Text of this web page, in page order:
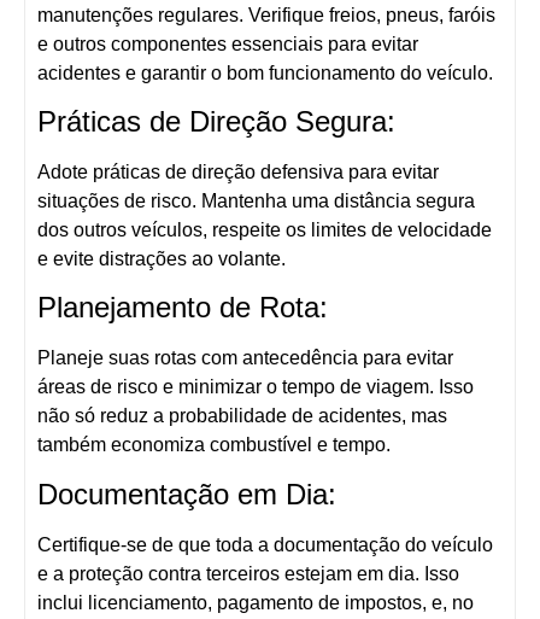
manutenções regulares. Verifique freios, pneus, faróis
e outros componentes essenciais para evitar
acidentes e garantir o bom funcionamento do veículo.
Práticas de Direção Segura:
Adote práticas de direção defensiva para evitar
situações de risco. Mantenha uma distância segura
dos outros veículos, respeite os limites de velocidade
e evite distrações ao volante.
Planejamento de Rota:
Planeje suas rotas com antecedência para evitar
áreas de risco e minimizar o tempo de viagem. Isso
não só reduz a probabilidade de acidentes, mas
também economiza combustível e tempo.
Documentação em Dia:
Certifique-se de que toda a documentação do veículo
e a proteção contra terceiros estejam em dia. Isso
inclui licenciamento, pagamento de impostos, e, no